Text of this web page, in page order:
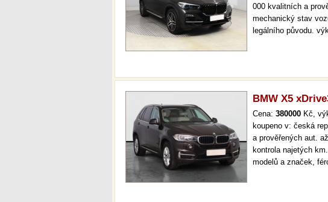
000 kvalitních a
mechanický stav
legálního původu.
36 měsíců garance
BMW X5
Cena: 380000 Kč,
koupeno v: česká
a prověřených aut.
kontrola najetých
modelů a značek,
až 36 měsíců